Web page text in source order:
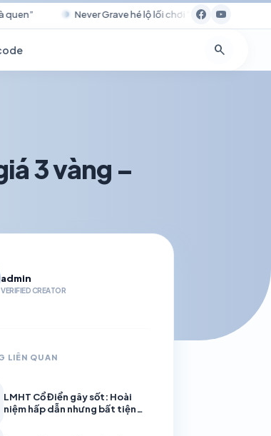
hé lộ lối chơi “nhập hồn” độc đáo Tốc Biến
search
3 vàng –
admin
VERIFIED CREATOR
LIÊN QUAN
LMHT Cổ Điển gây sốt: Hoài
niệm hấp dẫn nhưng bất tiện